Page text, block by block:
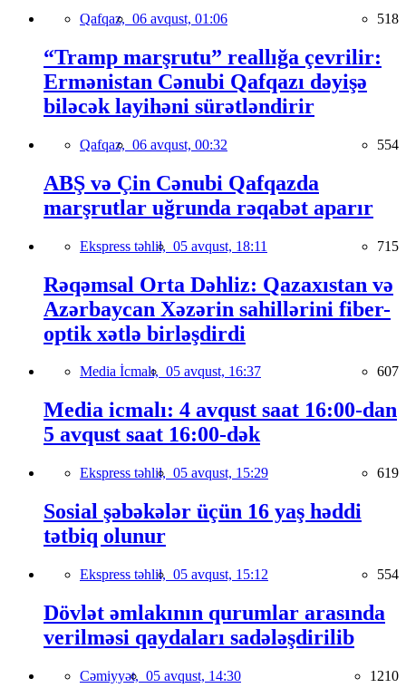
Qafqaz, 06 avqust, 01:06 518
“Tramp marşrutu” reallığa çevrilir:
Ermənistan Cənubi Qafqazı dəyişə
biləcək layihəni sürətləndirir
Qafqaz, 06 avqust, 00:32 554
ABŞ və Çin Cənubi Qafqazda
marşrutlar uğrunda rəqabət aparır
Ekspress təhlil, 05 avqust, 18:11 715
Rəqəmsal Orta Dəhliz: Qazaxıstan və
Azərbaycan Xəzərin sahillərini fiber-
optik xətlə birləşdirdi
Media İcmalı, 05 avqust, 16:37 607
Media icmalı: 4 avqust saat 16:00-dan
5 avqust saat 16:00-dək
Ekspress təhlil, 05 avqust, 15:29 619
Sosial şəbəkələr üçün 16 yaş həddi
tətbiq olunur
Ekspress təhlil, 05 avqust, 15:12 554
Dövlət əmlakının qurumlar arasında
verilməsi qaydaları sadələşdirilib
Cəmiyyət, 05 avqust, 14:30 1210